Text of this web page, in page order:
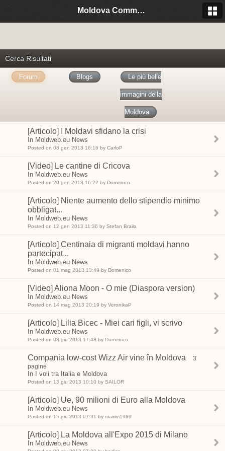
Moldova Community Italia
Cerca Risultati
Forum Blogs Le più belle
immagini della
Moldova
[Articolo] I Moldavi sfidano la crisi
In Moldweb.eu News
Posted on 08 gen 2013 16:16 by CarloP
[Video] Le cantine di Cricova
In Moldweb.eu News
Posted on 20 gen 2013 16:22 by Domenico
[Articolo] Niente aumento dello stipendio minimo
obbligat...
In Moldweb.eu News
Posted on 12 gen 2013 11:36 by Stefan Braila
[Articolo] Centinaia di migranti moldavi hanno
partecipat...
In Moldweb.eu News
Posted on 01 mag 2013 13:49 by Domenico
[Video] Aliona Moon - O mie (Diaspora version)
In Moldweb.eu News
Posted on 14 mag 2013 20:19 by VeronikaP
[Articolo] Lilia Bicec - Miei cari figli, vi scrivo
In Moldweb.eu News
Posted on 03 giu 2013 17:48 by Domenico
Compania low-cost Wizz Air vine în Moldova
3
pagine
In I voli tra Italia e Moldova
Posted on 13 giu 2013 10:10 by SAILOR
[Articolo] Ue, 90 milioni di Euro alla Moldova
In Moldweb.eu News
Posted on 15 giu 2013 07:31 by maxim1989
[Articolo] La Moldova all'Expo 2015 di Milano
In Moldweb.eu News